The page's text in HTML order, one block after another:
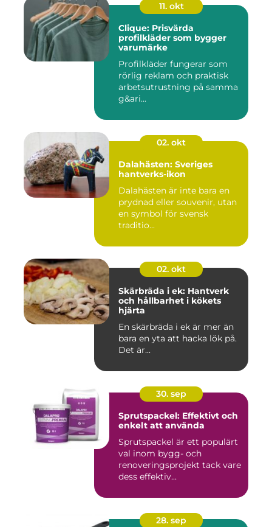
11. okt
Clique: Prisvärda
profilkläder som bygger
varumärke
Profilkläder fungerar som
rörlig reklam och praktisk
arbetsutrustning på samma
g&ari...
02. okt
Dalahästen: Sveriges
hantverks-ikon
Dalahästen är inte bara en
prydnad eller souvenir, utan
en symbol för svensk
traditio...
02. okt
Skärbräda i ek: Hantverk
och hållbarhet i kökets
hjärta
En skärbräda i ek är mer än
bara en yta att hacka lök på.
Det är...
30. sep
Sprutspackel: Effektivt och
enkelt att använda
Sprutspackel är ett populärt
val inom bygg- och
renoveringsprojekt tack vare
dess effektiv...
28. sep